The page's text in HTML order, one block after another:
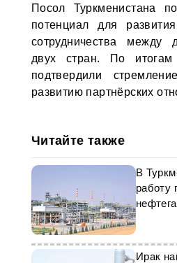
Посол Туркменистана
потенциал для
сотрудничества между
двух стран. По итогам
подтвердили
развитию партнёрских
Читайте также
В
работу
Ирак